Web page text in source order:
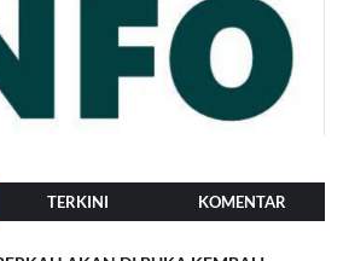
TERKINI KOMENTAR